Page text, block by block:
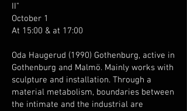
II"
October 1
At 15:00 & at 17:00
Oda Haugerud (1990) Gothenburg, active in
Gothenburg and Malmö. Mainly works with
sculpture and installation. Through a
material metabolism, boundaries between
the intimate and the industrial are